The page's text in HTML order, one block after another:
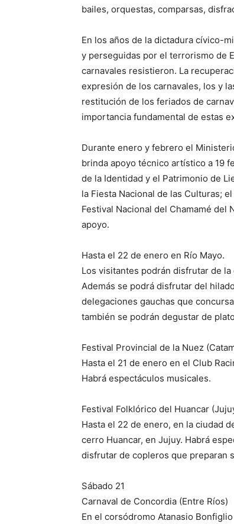
bailes, orquestas, comparsas,
En los años de la dictadura cívico-
y perseguidas por el terrorismo de
carnavales resistieron. La
expresión de los carnavales, los y
restitución de los feriados de
importancia fundamental de estas
Durante enero y febrero el
brinda apoyo técnico artístico a 19
de la Identidad y el Patrimonio de
la Fiesta Nacional de las Culturas;
Festival Nacional del Chamamé
apoyo.
Hasta el 22 de enero en Río Mayo.
Los visitantes podrán disfrutar de
Además se podrá disfrutar del
delegaciones gauchas que
también se podrán degustar de
Festival Provincial de la Nuez
Hasta el 21 de enero en el Club
Habrá espectáculos musicales.
Festival Folklórico del Huancar
Hasta el 22 de enero, en la ciudad
cerro Huancar, en Jujuy. Habrá
disfrutar de copleros que preparan
Sábado 21
Carnaval de Concordia (Entre Ríos)
En el corsódromo Atanasio